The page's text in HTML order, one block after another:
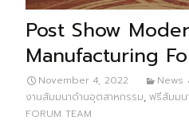
Post Show
Manufacturing
November 4, 2022 News
งานสัมมนาด้านอุตสาหกรรม, ฟรีสัมมน
FORUM TEAM